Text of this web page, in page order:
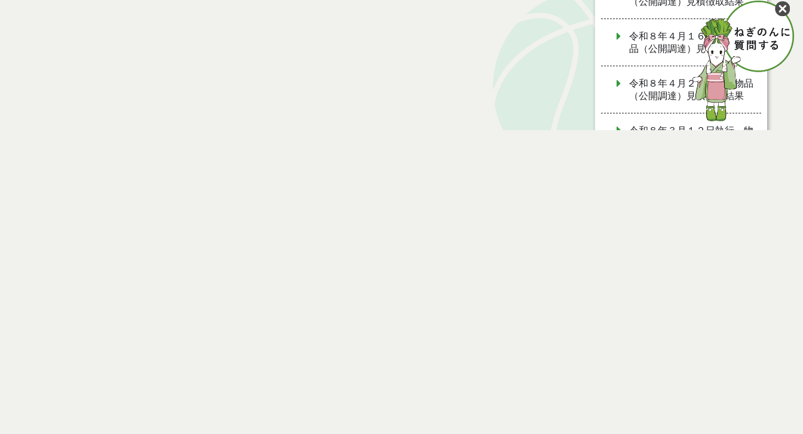
令和８年４月１６日執行 物
品（公開調達）見積徴取結果
令和８年４月２日執行 物品
（公開調達）見積徴取結果
令和８年３月１２日執行 物